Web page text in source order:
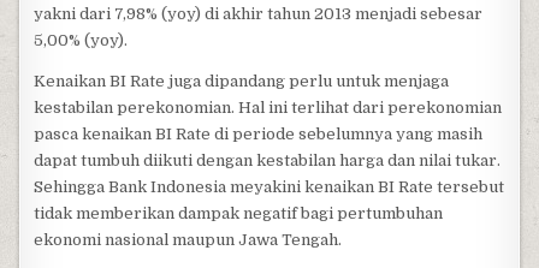
yakni dari 7,98% (yoy) di akhir tahun 2013 menjadi sebesar
5,00% (yoy).
Kenaikan BI Rate juga dipandang perlu untuk menjaga
kestabilan perekonomian. Hal ini terlihat dari perekonomian
pasca kenaikan BI Rate di periode sebelumnya yang masih
dapat tumbuh diikuti dengan kestabilan harga dan nilai tukar.
Sehingga Bank Indonesia meyakini kenaikan BI Rate tersebut
tidak memberikan dampak negatif bagi pertumbuhan
ekonomi nasional maupun Jawa Tengah.